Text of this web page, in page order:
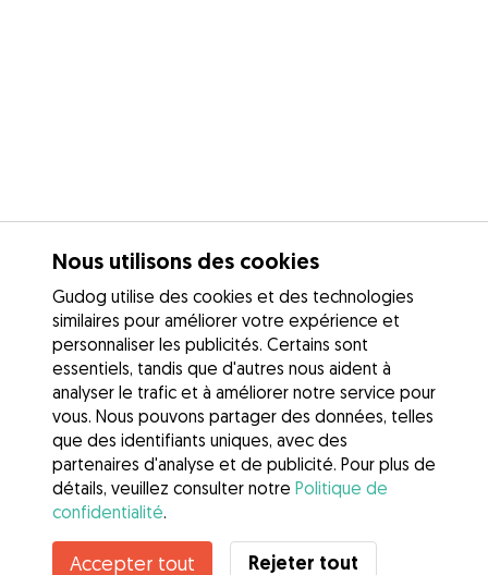
Contacter Calypso
Nous utilisons des cookies
Gudog utilise des cookies et des technologies
similaires pour améliorer votre expérience et
personnaliser les publicités. Certains sont
essentiels, tandis que d'autres nous aident à
analyser le trafic et à améliorer notre service pour
vous. Nous pouvons partager des données, telles
que des identifiants uniques, avec des
partenaires d'analyse et de publicité. Pour plus de
détails, veuillez consulter notre Politique de
confidentialité.
Accepter tout Rejeter tout